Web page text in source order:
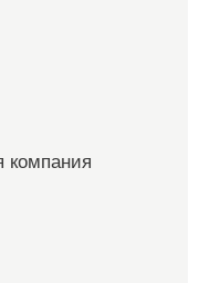
компания